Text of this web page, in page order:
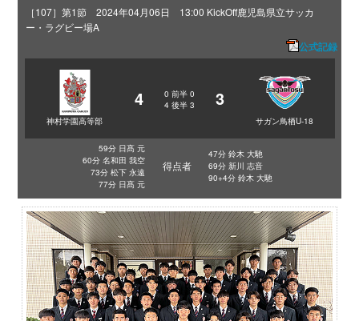
［107］第1節 2024年04月06日 13:00 KickOff鹿児島県立サッカ
ー・ラグビー場A
公式記録
神村学園高等部
4 0 前半 0
4 後半 3 3
サガン鳥栖U-18
59分 日髙 元
60分 名和田 我空
73分 松下 永遠
77分 日髙 元
得点者
47分 鈴木 大馳
69分 新川 志音
90+4分 鈴木 大馳